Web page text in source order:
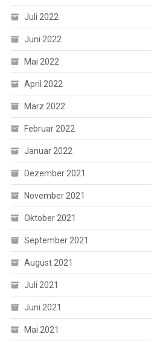
Juli 2022
Juni 2022
Mai 2022
April 2022
März 2022
Februar 2022
Januar 2022
Dezember 2021
November 2021
Oktober 2021
September 2021
August 2021
Juli 2021
Juni 2021
Mai 2021